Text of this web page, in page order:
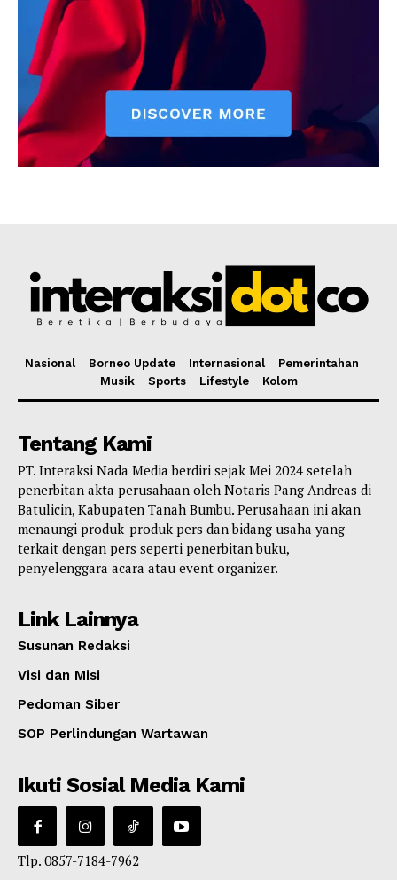
Nasional Borneo Update Internasional
Pemerintahan
Musik
Sports Lifestyle Kolom
Tentang Kami
PT. Interaksi Nada Media berdiri sejak Mei 2024 setelah
penerbitan akta perusahaan oleh Notaris Pang Andreas di
Batulicin, Kabupaten Tanah Bumbu. Perusahaan ini akan
menaungi produk-produk pers dan bidang usaha yang
terkait dengan pers seperti penerbitan buku,
penyelenggara acara atau event organizer.
Link Lainnya
Susunan Redaksi
Visi dan Misi
Pedoman Siber
SOP Perlindungan Wartawan
Ikuti Sosial Media Kami
Tlp. 0857-7184-7962